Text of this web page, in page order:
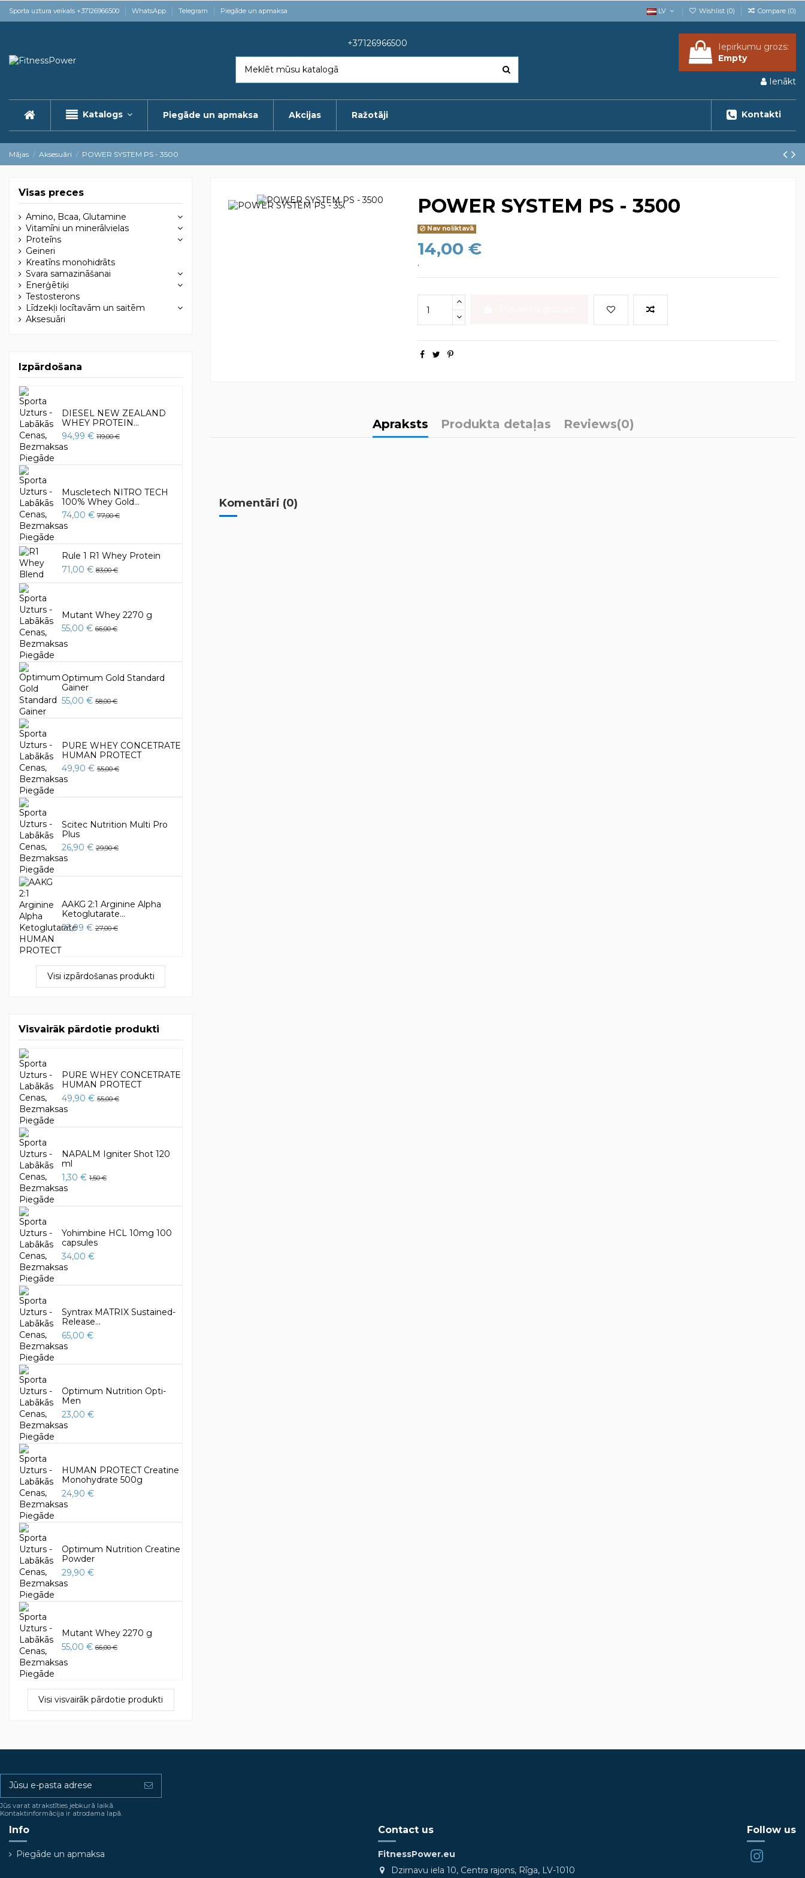
Sporta uztura veikals +37126966500 WhatsApp Telegram Piegāde un apmaksa LV Wishlist (0) Compare (0)
+37126966500
Iepirkumu grozs:
Empty
Ienākt
Katalogs Piegāde un apmaksa Akcijas Kontakti
Ražotāji
Mājas Aksesuāri POWER SYSTEM PS - 3500
POWER SYSTEM PS - 3500
Nav noliktavā
14,00 €
.
Apraksts Produkta detaļas Reviews(0)
Komentāri (0)
Visas preces
Amino, Bcaa, Glutamine
Vitamīni un minerālvielas
Proteīns
Geineri
Kreatīns monohidrāts
Svara samazināšanai
Enerģētiķi
Testosterons
Līdzekļi locītavām un saitēm
Aksesuāri
Izpārdošana
DIESEL NEW ZEALAND
WHEY PROTEIN...
94,99 € 119,00 €
Muscletech NITRO TECH
100% Whey Gold...
74,00 € 77,00 €
Rule 1 R1 Whey Protein
71,00 € 83,00 €
Mutant Whey 2270 g
55,00 € 66,00 €
Optimum Gold Standard
Gainer
55,00 € 58,00 €
PURE WHEY CONCETRATE
HUMAN PROTECT
49,90 € 55,00 €
Scitec Nutrition Multi Pro
Plus
26,90 € 29,90 €
AAKG 2:1 Arginine Alpha
Ketoglutarate...
23,99 € 27,00 €
Visi izpārdošanas produkti
Visvairāk pārdotie produkti
PURE WHEY CONCETRATE
HUMAN PROTECT
49,90 € 55,00 €
NAPALM Igniter Shot 120
ml
1,30 € 1,50 €
Yohimbine HCL 10mg 100
capsules
34,00 €
Syntrax MATRIX Sustained-
Release...
65,00 €
Optimum Nutrition Opti-
Men
23,00 €
HUMAN PROTECT Creatine
Monohydrate 500g
24,90 €
Optimum Nutrition Creatine
Powder
29,90 €
Mutant Whey 2270 g
55,00 € 66,00 €
Visi visvairāk pārdotie produkti
Jūs varat atrakstīties jebkurā laikā.
Kontaktinformācija ir atrodama lapā.
Info
Piegāde un apmaksa
Contact us
FitnessPower.eu
Dzirnavu iela 10, Centra rajons, Rīga, LV-1010
Follow us